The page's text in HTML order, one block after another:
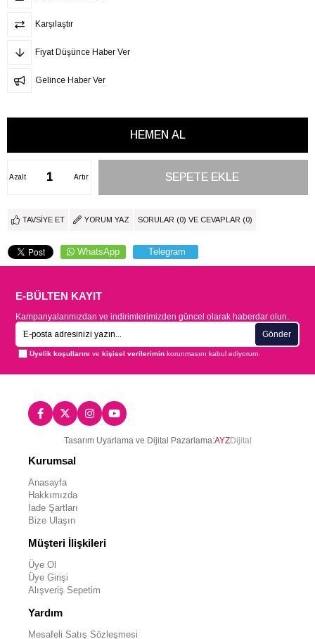
Karşılaştır
Fiyat Düşünce Haber Ver
Gelince Haber Ver
Artır
Azalt
TAVSIYE ET YORUM YAZ SORULAR (0) VE CEVAPLAR (0)
WhatsApp Telegram
E-BÜLTEN KAYIT
Kampanyalarımızdan ve indirimlerimizden güncel olarak haberdar olun.
Gönder
Üyelik koşullarını vekişisel verilerimin korunmasını kabul ediyorum.
Tasarım Uyarlama ve Dijital Pazarlama:AYZDijital
Kurumsal
Anasayfa
Hakkımızda
İade Şartları
Bize Ulaşın
Müşteri İlişkileri
Üye Ol
Üye Girişi
Alışveriş Sepetim
Yardım
Mesafeli Satış Sözleşmesi